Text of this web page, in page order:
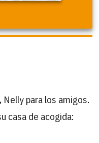
para los amigos.
casa de acogida: